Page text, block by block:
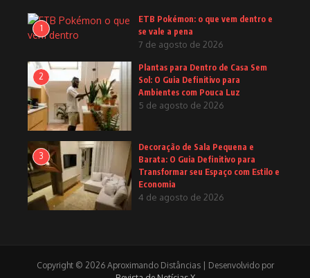
1
ETB Pokémon: o que vem dentro e
se vale a pena
7 de agosto de 2026
2
Plantas para Dentro de Casa Sem
Sol: O Guia Definitivo para
Ambientes com Pouca Luz
5 de agosto de 2026
3
Decoração de Sala Pequena e
Barata: O Guia Definitivo para
Transformar seu Espaço com Estilo e
Economia
4 de agosto de 2026
Copyright © 2026 Aproximando Distâncias | Desenvolvido por